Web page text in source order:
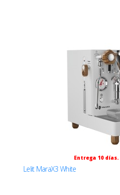
Entrega 10 días.
Lelit MaraX3 White